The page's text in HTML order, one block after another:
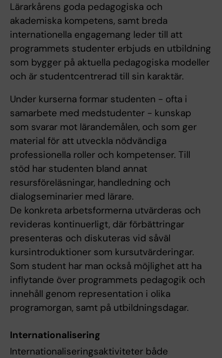
Lärarkårens goda pedagogiska och
akademiska kompetens, samt breda
internationella engagemang leder till att
programmets studenter erbjuds en utbildning
som bygger på aktuella pedagogiska modeller
och är studentcentrerad till sin karaktär.
Under kurserna formar studenten - ofta i
samarbete med medstudenter - kunskap
som svarar mot lärandemålen, och som ger
material för att utveckla nödvändiga
professionella roller och kompetenser. Till
stöd har studenten bland annat
resursföreläsningar, handledning och
dialogseminarier med lärare.
De konkreta arbetsformerna utvärderas och
revideras kontinuerligt, där förbättringar
presenteras och diskuteras vid såväl
kursintroduktioner som kursutvärderingar.
Som student har man också möjlighet att ha
inflytande över programmets pedagogik och
innehåll genom representation i olika
programorgan, samt på utbildningsdagar.
Internationalisering
Internationaliseringsaktiviteter både